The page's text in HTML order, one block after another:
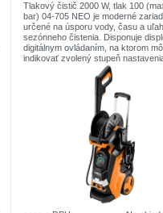
Tlakový čistič 2000 W, tlak 100
bar) 04-705 NEO je moderné
určené na úsporu vody, času a
sezónneho čistenia. Disponuje
digitálnym ovládaním, na ktorom
indikovať zvolený stupeň
výkonu. Môžete si vybrať medzi
alebo automatickým ovládaním.
dosahuje maximálny tlak 150 barov a
podporuje prietok 6 litrov vody za
pri zachovaní jej konštantnej teploty
Ergonomická rukoväť pištole a 5-
vysokotlaková hadica umožňujú
používanie. Model bol obohatený o
praktický bubon, ktorý umožňuje
odvíjanie a navíjanie hadice. Veľké
uľahčujú prepravu práčky a pohyb s
počas práce. Zariadenie je
hliníkovou pumpou a sadou
vr. nádrž na čistiaci prostriedok,